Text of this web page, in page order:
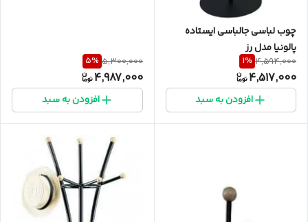
چوب لباسی جالباسی ایستاده
پالونیا مدل رز
4,594,000
1%
4,517,000
افزودن به سبد
5,300,000
5%
4,987,000
افزودن به سبد